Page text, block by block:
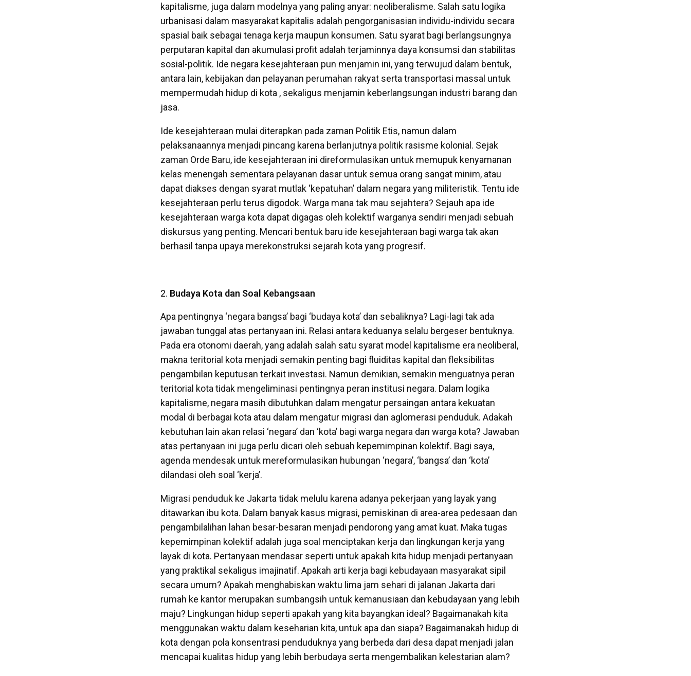
kapitalisme, juga dalam modelnya yang paling anyar: neoliberalisme. Salah satu logika
urbanisasi dalam masyarakat kapitalis adalah pengorganisasian individu-individu secara
spasial baik sebagai tenaga kerja maupun konsumen. Satu syarat bagi berlangsungnya
perputaran kapital dan akumulasi profit adalah terjaminnya daya konsumsi dan stabilitas
sosial-politik. Ide negara kesejahteraan pun menjamin ini, yang terwujud dalam bentuk,
antara lain, kebijakan dan pelayanan perumahan rakyat serta transportasi massal untuk
mempermudah hidup di kota , sekaligus menjamin keberlangsungan industri barang dan
jasa.
Ide kesejahteraan mulai diterapkan pada zaman Politik Etis, namun dalam
pelaksanaannya menjadi pincang karena berlanjutnya politik rasisme kolonial. Sejak
zaman Orde Baru, ide kesejahteraan ini direformulasikan untuk memupuk kenyamanan
kelas menengah sementara pelayanan dasar untuk semua orang sangat minim, atau
dapat diakses dengan syarat mutlak ‘kepatuhan’ dalam negara yang militeristik. Tentu ide
kesejahteraan perlu terus digodok. Warga mana tak mau sejahtera? Sejauh apa ide
kesejahteraan warga kota dapat digagas oleh kolektif warganya sendiri menjadi sebuah
diskursus yang penting. Mencari bentuk baru ide kesejahteraan bagi warga tak akan
berhasil tanpa upaya merekonstruksi sejarah kota yang progresif.
Budaya Kota dan Soal Kebangsaan
Apa pentingnya ‘negara bangsa’ bagi ‘budaya kota’ dan sebaliknya? Lagi-lagi tak ada
jawaban tunggal atas pertanyaan ini. Relasi antara keduanya selalu bergeser bentuknya.
Pada era otonomi daerah, yang adalah salah satu syarat model kapitalisme era neoliberal,
makna teritorial kota menjadi semakin penting bagi fluiditas kapital dan fleksibilitas
pengambilan keputusan terkait investasi. Namun demikian, semakin menguatnya peran
teritorial kota tidak mengeliminasi pentingnya peran institusi negara. Dalam logika
kapitalisme, negara masih dibutuhkan dalam mengatur persaingan antara kekuatan
modal di berbagai kota atau dalam mengatur migrasi dan aglomerasi penduduk. Adakah
kebutuhan lain akan relasi ‘negara’ dan ‘kota’ bagi warga negara dan warga kota? Jawaban
atas pertanyaan ini juga perlu dicari oleh sebuah kepemimpinan kolektif. Bagi saya,
agenda mendesak untuk mereformulasikan hubungan ‘negara’, ‘bangsa’ dan ‘kota’
dilandasi oleh soal ‘kerja’.
Migrasi penduduk ke Jakarta tidak melulu karena adanya pekerjaan yang layak yang
ditawarkan ibu kota. Dalam banyak kasus migrasi, pemiskinan di area-area pedesaan dan
pengambilalihan lahan besar-besaran menjadi pendorong yang amat kuat. Maka tugas
kepemimpinan kolektif adalah juga soal menciptakan kerja dan lingkungan kerja yang
layak di kota. Pertanyaan mendasar seperti untuk apakah kita hidup menjadi pertanyaan
yang praktikal sekaligus imajinatif. Apakah arti kerja bagi kebudayaan masyarakat sipil
secara umum? Apakah menghabiskan waktu lima jam sehari di jalanan Jakarta dari
rumah ke kantor merupakan sumbangsih untuk kemanusiaan dan kebudayaan yang lebih
maju? Lingkungan hidup seperti apakah yang kita bayangkan ideal? Bagaimanakah kita
menggunakan waktu dalam keseharian kita, untuk apa dan siapa? Bagaimanakah hidup di
kota dengan pola konsentrasi penduduknya yang berbeda dari desa dapat menjadi jalan
mencapai kualitas hidup yang lebih berbudaya serta mengembalikan kelestarian alam?